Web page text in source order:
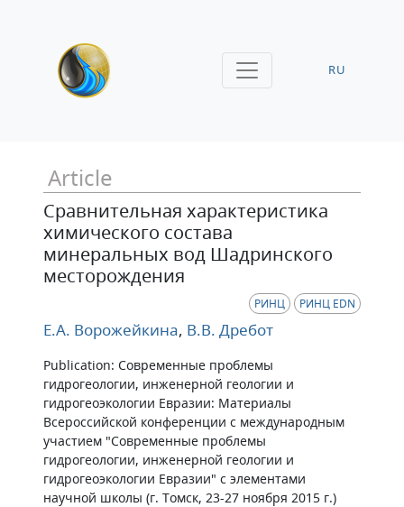
RU
Article
Сравнительная характеристика
химического состава
минеральных вод Шадринского
месторождения
РИНЦ РИНЦ EDN
Е.А. Ворожейкина, В.В. Дребот
Publication: Современные проблемы
гидрогеологии, инженерной геологии и
гидрогеоэкологии Евразии: Материалы
Всероссийской конференции с международным
участием "Современные проблемы
гидрогеологии, инженерной геологии и
гидрогеоэкологии Евразии" с элементами
научной школы (г. Томск, 23-27 ноября 2015 г.)